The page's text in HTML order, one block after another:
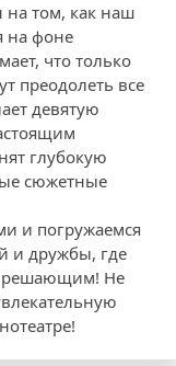
на том, как наш
на фоне
что только
преодолеть все
девятую
глубокую
сюжетные
и погружаемся
и дружбы, где
решающим! Не